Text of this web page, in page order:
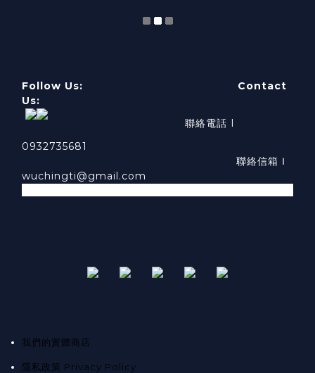
Follow Us: Contact
Us:
聯絡電話 I
0932735681
聯絡信箱Ｉ
wuchingti@gmail.com
我們的實體商店
隱私政策 Privacy Policy